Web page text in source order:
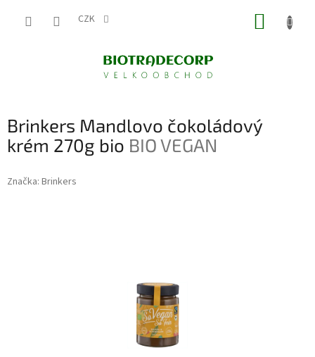
CZK
Brinkers Mandlovo čokoládový
krém 270g bio BIO VEGAN
Značka: Brinkers